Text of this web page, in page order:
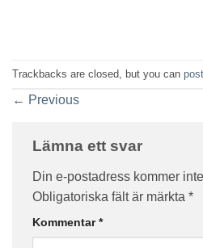
Trackbacks are closed, but you can
← Previous
Lämna ett svar
Din e-postadress kommer
Obligatoriska fält är märkta *
Kommentar*